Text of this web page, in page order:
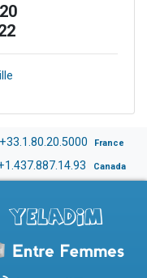
+33.1.80.20.5000 France
Canada